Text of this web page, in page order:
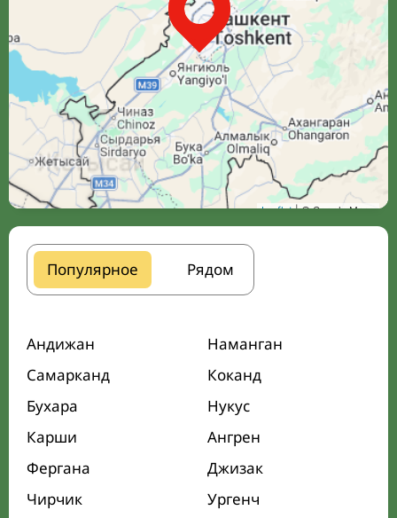
Leaflet| © Google Maps
Популярное Рядом
Андижан
Наманган
Самарканд
Коканд
Бухара
Нукус
Карши
Ангрен
Фергана
Джизак
Чирчик
Ургенч